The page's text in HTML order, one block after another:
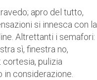
apro del tutto,
si innesca con la
Altrettanti i semafori:
sì, finestra no,
cortesia, pulizia
in considerazione.